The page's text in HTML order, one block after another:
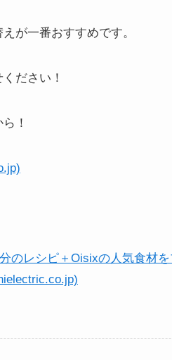
が一番おすすめです。
ださい！
！
のレシピ＋Oisixの人気食材